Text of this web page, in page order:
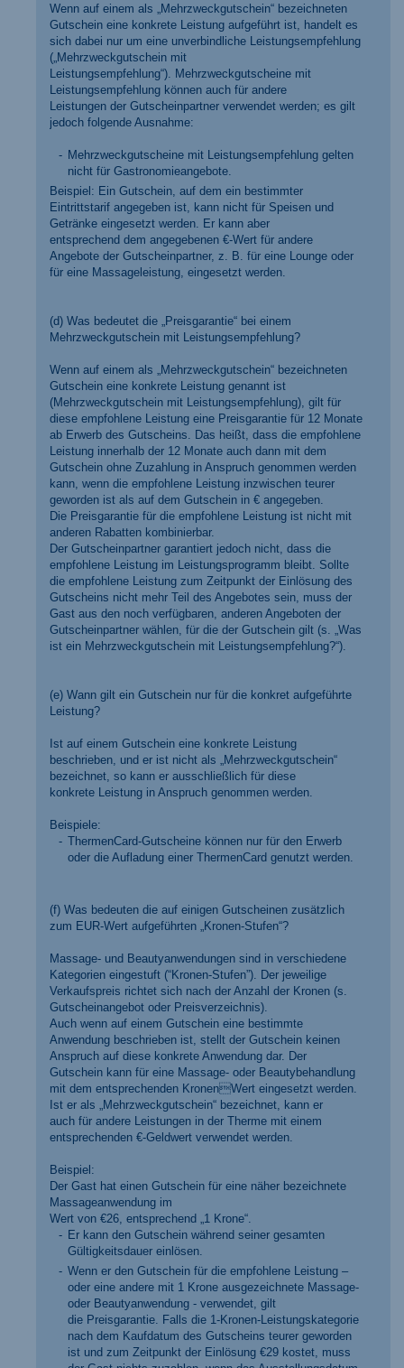
Wenn auf einem als „Mehrzweckgutschein“ bezeichneten
Gutschein eine konkrete Leistung aufgeführt ist, handelt es
sich dabei nur um eine unverbindliche Leistungsempfehlung
(„Mehrzweckgutschein mit
Leistungsempfehlung“). Mehrzweckgutscheine mit
Leistungsempfehlung können auch für andere
Leistungen der Gutscheinpartner verwendet werden; es gilt
jedoch folgende Ausnahme:
Mehrzweckgutscheine mit Leistungsempfehlung gelten
nicht für Gastronomieangebote.
Beispiel: Ein Gutschein, auf dem ein bestimmter
Eintrittstarif angegeben ist, kann nicht für Speisen und
Getränke eingesetzt werden. Er kann aber
entsprechend dem angegebenen €-Wert für andere
Angebote der Gutscheinpartner, z. B. für eine Lounge oder
für eine Massageleistung, eingesetzt werden.
(d) Was bedeutet die „Preisgarantie“ bei einem
Mehrzweckgutschein mit Leistungsempfehlung?
Wenn auf einem als „Mehrzweckgutschein“ bezeichneten
Gutschein eine konkrete Leistung genannt ist
(Mehrzweckgutschein mit Leistungsempfehlung), gilt für
diese empfohlene Leistung eine Preisgarantie für 12 Monate
ab Erwerb des Gutscheins. Das heißt, dass die empfohlene
Leistung innerhalb der 12 Monate auch dann mit dem
Gutschein ohne Zuzahlung in Anspruch genommen werden
kann, wenn die empfohlene Leistung inzwischen teurer
geworden ist als auf dem Gutschein in € angegeben.
Die Preisgarantie für die empfohlene Leistung ist nicht mit
anderen Rabatten kombinierbar.
Der Gutscheinpartner garantiert jedoch nicht, dass die
empfohlene Leistung im Leistungsprogramm bleibt. Sollte
die empfohlene Leistung zum Zeitpunkt der Einlösung des
Gutscheins nicht mehr Teil des Angebotes sein, muss der
Gast aus den noch verfügbaren, anderen Angeboten der
Gutscheinpartner wählen, für die der Gutschein gilt (s. „Was
ist ein Mehrzweckgutschein mit Leistungsempfehlung?“).
(e) Wann gilt ein Gutschein nur für die konkret aufgeführte
Leistung?
Ist auf einem Gutschein eine konkrete Leistung
beschrieben, und er ist nicht als „Mehrzweckgutschein“
bezeichnet, so kann er ausschließlich für diese
konkrete Leistung in Anspruch genommen werden.
Beispiele:
ThermenCard-Gutscheine können nur für den Erwerb
oder die Aufladung einer ThermenCard genutzt werden.
(f) Was bedeuten die auf einigen Gutscheinen zusätzlich
zum EUR-Wert aufgeführten „Kronen-Stufen“?
Massage- und Beautyanwendungen sind in verschiedene
Kategorien eingestuft (“Kronen-Stufen”). Der jeweilige
Verkaufspreis richtet sich nach der Anzahl der Kronen (s.
Gutscheinangebot oder Preisverzeichnis).
Auch wenn auf einem Gutschein eine bestimmte
Anwendung beschrieben ist, stellt der Gutschein keinen
Anspruch auf diese konkrete Anwendung dar. Der
Gutschein kann für eine Massage- oder Beautybehandlung
mit dem entsprechenden KronenWert eingesetzt werden.
Ist er als „Mehrzweckgutschein“ bezeichnet, kann er
auch für andere Leistungen in der Therme mit einem
entsprechenden €-Geldwert verwendet werden.
Beispiel:
Der Gast hat einen Gutschein für eine näher bezeichnete
Massageanwendung im
Wert von €26, entsprechend „1 Krone“.
Er kann den Gutschein während seiner gesamten
Gültigkeitsdauer einlösen.
Wenn er den Gutschein für die empfohlene Leistung –
oder eine andere mit 1 Krone ausgezeichnete Massage-
oder Beautyanwendung - verwendet, gilt
die Preisgarantie. Falls die 1-Kronen-Leistungskategorie
nach dem Kaufdatum des Gutscheins teurer geworden
ist und zum Zeitpunkt der Einlösung €29 kostet, muss